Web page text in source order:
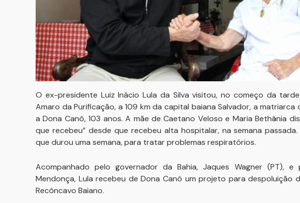
O ex-presidente Luiz Inácio Lula da Silva visitou, no começo da
Amaro da Purificação, a 109 km da capital baiana Salvador, a matriarca
a Dona Canô, 103 anos. A mãe de Caetano Veloso e Maria Bethânia
que recebeu” desde que recebeu alta hospitalar, na semana
que durou uma semana, para tratar problemas respiratórios.
Acompanhado pelo governador da Bahia, Jaques Wagner (PT), e
Mendonça, Lula recebeu de Dona Canô um projeto para despoluição
Recôncavo Baiano.